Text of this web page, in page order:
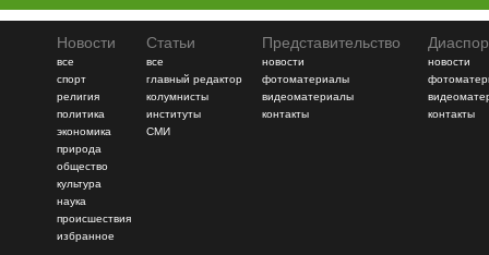
Новости
все
спорт
религия
политика
экономика
природа
общество
культура
наука
происшествия
избранное
Статьи
все
главный редактор
колумнисты
институты
СМИ
Представительство
новости
фотоматериалы
видеоматериалы
контакты
новости
контакты